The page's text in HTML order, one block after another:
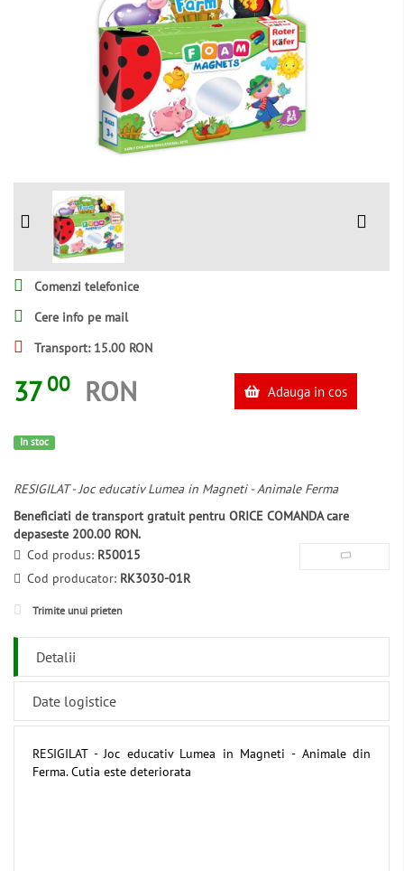
Comenzi telefonice
Cere info pe mail
Transport: 15.00 RON
37 00 RON Adauga in cos
In stoc
RESIGILAT - Joc educativ Lumea in Magneti - Animale Ferma
Beneficiati de transport gratuit pentru ORICE COMANDA care
depaseste 200.00 RON.
Cod produs: R50015
Cod producator: RK3030-01R
Trimite unui prieten
Detalii
Date logistice
RESIGILAT - Joc educativ Lumea in Magneti - Animale din
Ferma. Cutia este deteriorata